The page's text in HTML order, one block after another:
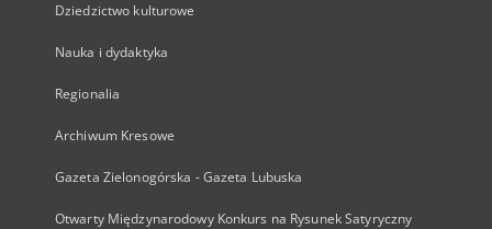
Dziedzictwo kulturowe
Nauka i dydaktyka
Regionalia
Archiwum Kresowe
Gazeta Zielonogórska - Gazeta Lubuska
Otwarty Międzynarodowy Konkurs na Rysunek Satyryczny